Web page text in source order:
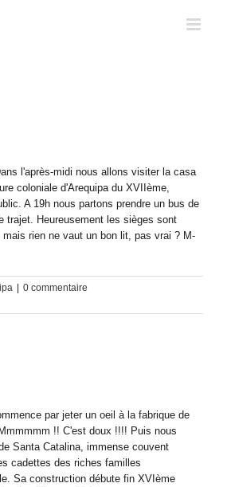
l'après-midi nous allons visiter la casa
coloniale d'Arequipa du XVIIème,
A 19h nous partons prendre un bus de
trajet. Heureusement les sièges sont
mais rien ne vaut un bon lit, pas vrai ? M-
0 commentaire
par jeter un oeil à la fabrique de
!! C'est doux !!!! Puis nous
Santa Catalina, immense couvent
cadettes des riches familles
Sa construction débute fin XVIème